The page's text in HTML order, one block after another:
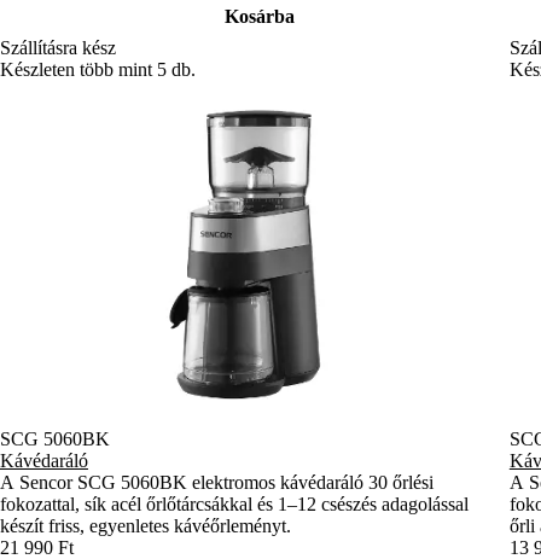
Kosárba
Szállításra kész
Készleten több mint 5 db.
SCG 5060BK
Kávédaráló
A Sencor SCG 5060BK elektromos kávédaráló 30 őrlési
fokozattal, sík acél őrlőtárcsákkal és 1–12 csészés adagolással
készít friss, egyenletes kávéőrleményt.
21 990 Ft
A
őrli
13